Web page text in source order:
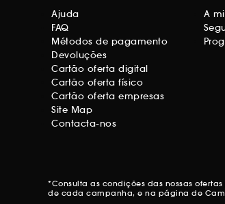
Ajuda
FAQ
Métodos de pagamento
Devoluções
Cartão oferta digital
Cartão oferta físico
Cartão oferta empresas
Site Map
Contacta-nos
A
*Consulta as condições das nossas
de cada campanha, e na página de